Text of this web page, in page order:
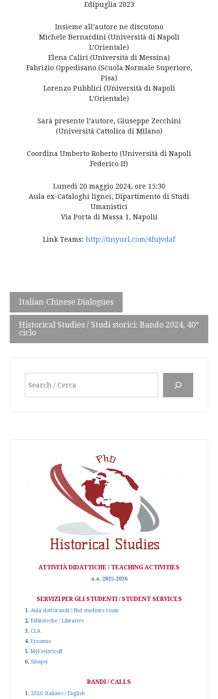
Edipuglia 2023
Insieme all’autore ne discutono
Michele Bernardini (Università di Napoli
L’Orientale)
Elena Caliri (Università di Messina)
Fabrizio Oppedisano (Scuola Normale Superiore,
Pisa)
Lorenzo Pubblici (Università di Napoli
L’Orientale)
Sarà presente l’autore, Giuseppe Zecchini
(Università Cattolica di Milano)
Coordina Umberto Roberto (Università di Napoli
Federico II)
Lunedì 20 maggio 2024, ore 15:30
Aula ex-Cataloghi lignei, Dipartimento di Studi
Umanistici
Via Porta di Massa 1, Napolii
Link Teams: http://tinyurl.com/4fujvdaf
Post
navigation
Italian-Chinese Dialogues
Historical Studies / Studi storici: Bando 2024, 40°
ciclo
ATTIVITÀ DIDATTICHE / TEACHING ACTIVITIES
a.a. 2025-2026
SERVIZI PER GLI STUDENTI / STUDENT SERVICES
1. Aula dottorandi / Phd students room
2. Biblioteche / Libraries
3. CLA
4. Erasmus
5. MyFedericoII
6. Sinapsi
BANDI / CALLS
1. 2026: Italiano / English